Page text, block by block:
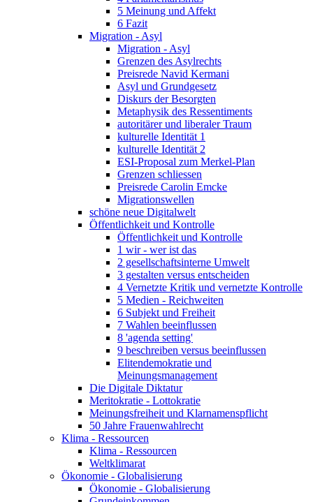
5 Meinung und Affekt
6 Fazit
Migration - Asyl
Migration - Asyl
Grenzen des Asylrechts
Preisrede Navid Kermani
Asyl und Grundgesetz
Diskurs der Besorgten
Metaphysik des Ressentiments
autoritärer und liberaler Traum
kulturelle Identität 1
kulturelle Identität 2
ESI-Proposal zum Merkel-Plan
Grenzen schliessen
Preisrede Carolin Emcke
Migrationswellen
schöne neue Digitalwelt
Öffentlichkeit und Kontrolle
Öffentlichkeit und Kontrolle
1 wir - wer ist das
2 gesellschaftsinterne Umwelt
3 gestalten versus entscheiden
4 Vernetzte Kritik und vernetzte Kontrolle
5 Medien - Reichweiten
6 Subjekt und Freiheit
7 Wahlen beeinflussen
8 'agenda setting'
9 beschreiben versus beeinflussen
Elitendemokratie und
Meinungsmanagement
Die Digitale Diktatur
Meritokratie - Lottokratie
Meinungsfreiheit und Klarnamenspflicht
50 Jahre Frauenwahlrecht
Klima - Ressourcen
Klima - Ressourcen
Weltklimarat
Ökonomie - Globalisierung
Ökonomie - Globalisierung